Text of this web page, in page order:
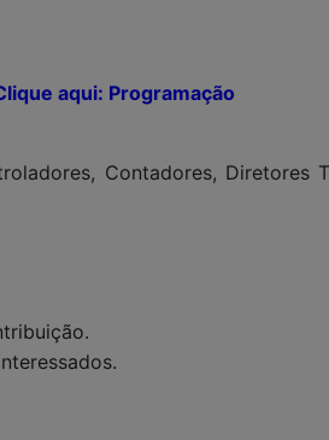
aqui: Programação
Contadores, Diretores